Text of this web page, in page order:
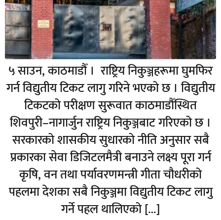
५ साउन, काठमाडौँ । राष्ट्रिय निकुञ्जहरूमा घुमफिर
गर्न विद्युतीय टिकट लागु गरिने भएको छ । विद्युतीय
टिकटको परीक्षण सुरूवात काठमाडौँस्थित
शिवपुरी–नागार्जुन राष्ट्रिय निकुञ्जबाट गरिएको छ ।
सरकारको शासकीय सुधारको नीति अनुसार सबै
प्रकारका सेवा डिजिटलमैत्री बनाउने लक्ष्य पूरा गर्न
कृषि, वन तथा पर्यावरणमन्त्री गीता चौधरीको
पहलमा देशका सबै निकुञ्जमा विद्युतीय टिकट लागु
गर्ने पहल थालिएको […]